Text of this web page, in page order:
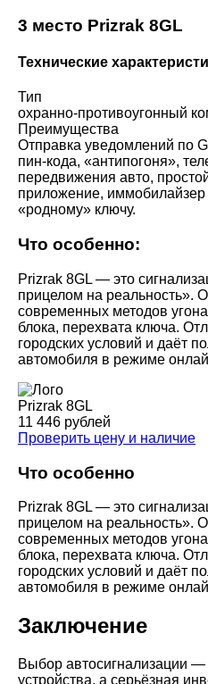
3 место Prizrak 8GL
Технические
Тип
охранно-противоугонный
Преимущества
Отправка уведомлений по
пин-кода, «антипогоня»,
передвижения авто,
приложение, иммобилайзер
«родному» ключу.
Что особенно:
Prizrak 8GL — это
прицелом на реальность».
современных методов
блока, перехвата ключа.
городских условий и даёт
автомобиля в режиме
Prizrak 8GL
11 446 рублей
Проверить цену и наличие
Что особенно
Prizrak 8GL — это
прицелом на реальность».
современных методов
блока, перехвата ключа.
городских условий и даёт
автомобиля в режиме
Заключение
Выбор автосигнализации —
устройства, а серьёзная